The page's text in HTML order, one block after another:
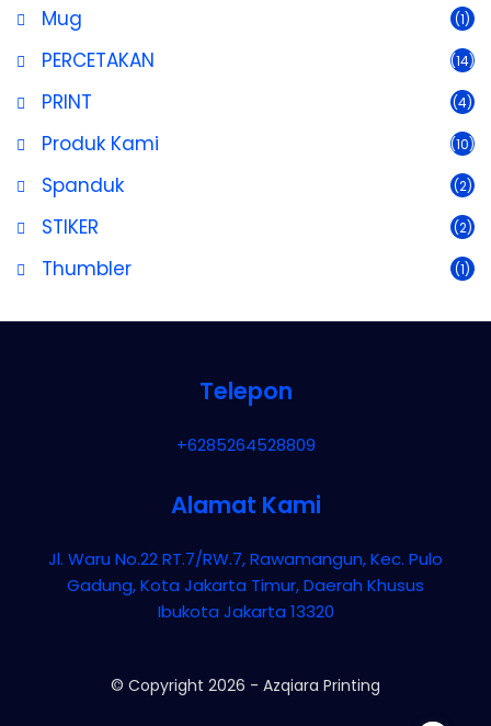
Mug (1)
PERCETAKAN (14)
PRINT (4)
Produk Kami (10)
Spanduk (2)
STIKER (2)
Thumbler (1)
Telepon
+6285264528809
Alamat Kami
Jl. Waru No.22 RT.7/RW.7, Rawamangun, Kec. Pulo
Gadung, Kota Jakarta Timur, Daerah Khusus
Ibukota Jakarta 13320
© Copyright 2026 - Azqiara Printing